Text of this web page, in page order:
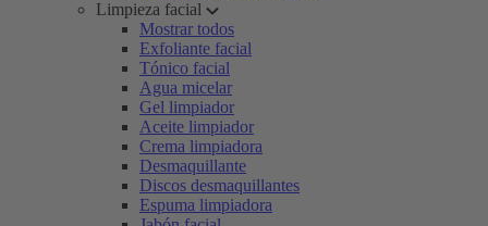
Limpieza facial
Mostrar todos
Exfoliante facial
Tónico facial
Agua micelar
Gel limpiador
Aceite limpiador
Crema limpiadora
Desmaquillante
Discos desmaquillantes
Espuma limpiadora